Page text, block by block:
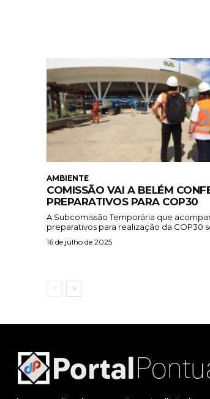
AMBIENTE
COMISSÃO VAI A BELÉM
PREPARATIVOS PARA COP30
A Subcomissão Temporária que
preparativos para realização da COP30
16 de julho de 2025